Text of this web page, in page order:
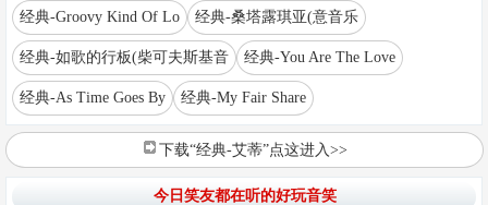
经典-Groovy Kind Of Lo 经典-桑塔露琪亚(意音乐
经典-如歌的行板(柴可夫斯基音 经典-You Are The Love
经典-As Time Goes By 经典-My Fair Share
下载“经典-艾蒂”点这进入>>
今日笑友都在听的好玩音笑